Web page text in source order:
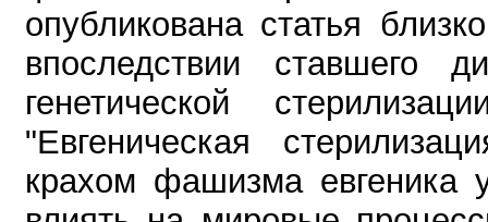
опубликована статья
впоследствии ставшего
генетической
"Евгеническая
крахом фашизма евгеника